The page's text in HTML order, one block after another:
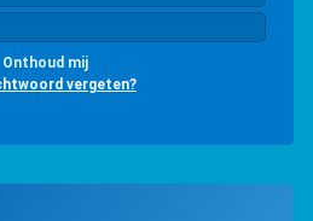
Onthoud mij
vergeten?